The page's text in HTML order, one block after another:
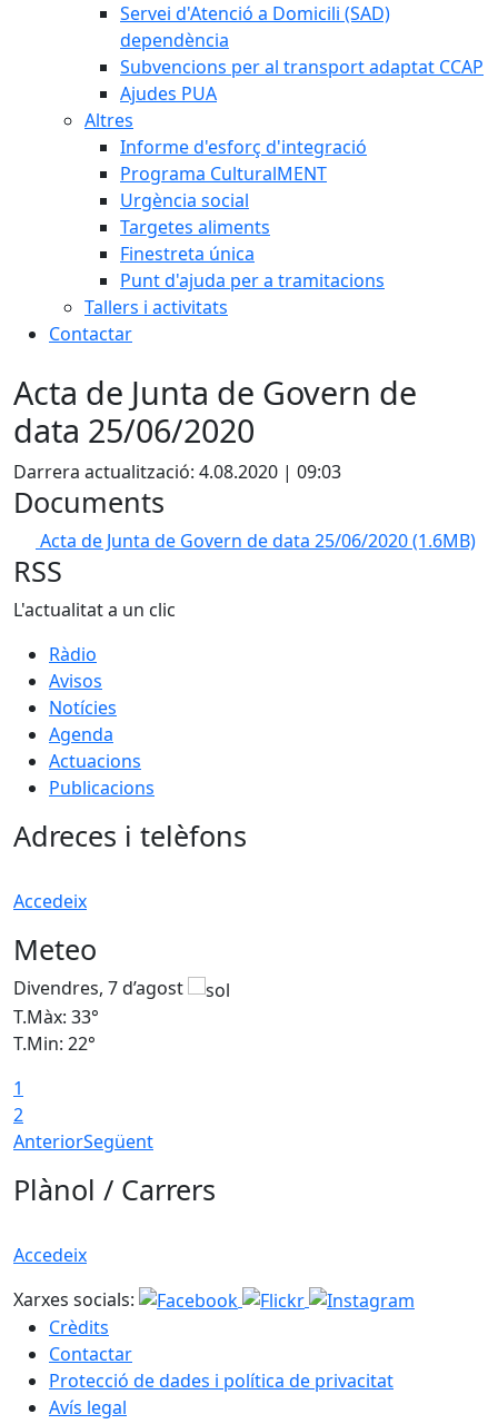
Servei d'Atenció a Domicili (SAD)
dependència
Subvencions per al transport adaptat CCAP
Ajudes PUA
Altres
Informe d'esforç d'integració
Programa CulturalMENT
Urgència social
Targetes aliments
Finestreta única
Punt d'ajuda per a tramitacions
Tallers i activitats
Contactar
Acta de Junta de Govern de
data 25/06/2020
Darrera actualització: 4.08.2020 | 09:03
Documents
Acta de Junta de Govern de data 25/06/2020(1.6MB)
RSS
L'actualitat a un clic
Ràdio
Avisos
Notícies
Agenda
Actuacions
Publicacions
Adreces i telèfons
Accedeix
Meteo
Divendres, 7 d’agost
T.Màx: 33°
T.Min: 22°
1
2
AnteriorSegüent
Plànol / Carrers
Accedeix
Xarxes socials:
Crèdits
Contactar
Protecció de dades i política de privacitat
Avís legal